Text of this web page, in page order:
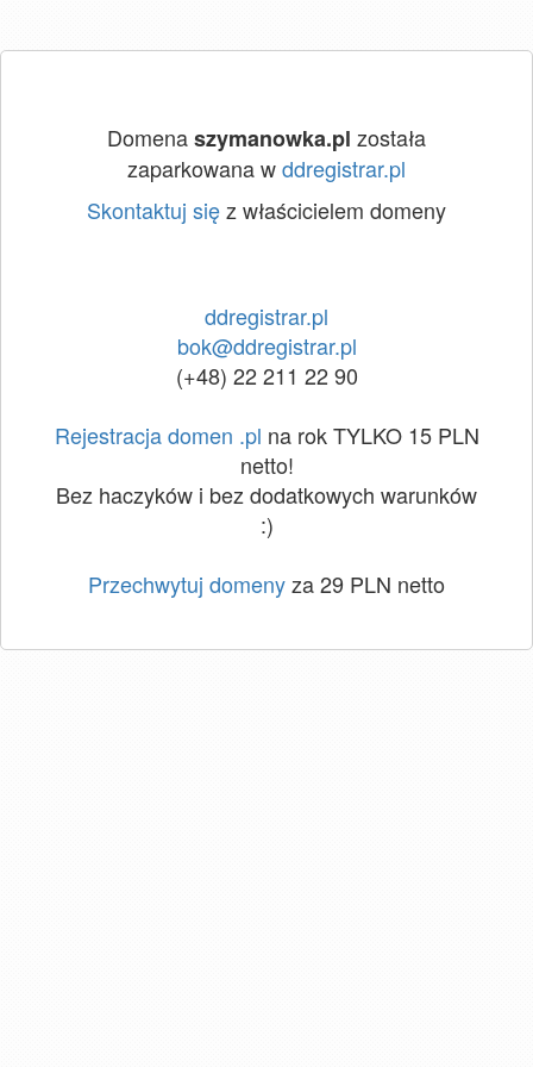
Domenaszymanowka.pl została
zaparkowana wddregistrar.pl
Skontaktuj sięz właścicielem domeny
ddregistrar.pl
bok@ddregistrar.pl
(+48) 22 211 22 90
Rejestracja domen .pl na rok TYLKO 15 PLN
netto!
Bez haczyków i bez dodatkowych warunków
:)
Przechwytuj domenyza 29 PLN netto